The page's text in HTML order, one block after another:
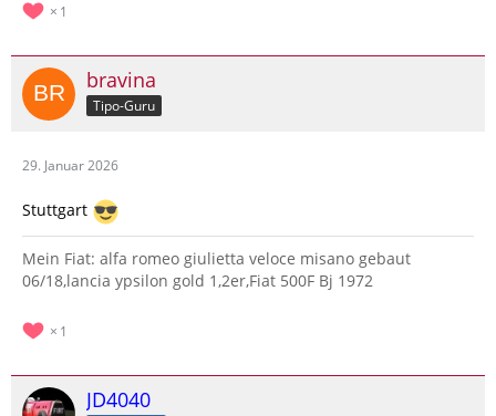
1
bravina
Tipo-Guru
29. Januar 2026
Stuttgart
Mein Fiat: alfa romeo giulietta veloce misano gebaut
06/18,lancia ypsilon gold 1,2er,Fiat 500F Bj 1972
1
JD4040